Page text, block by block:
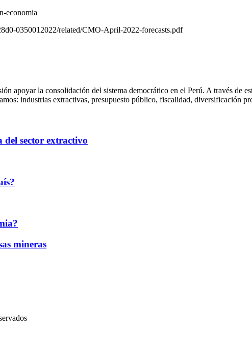
economia
0350012022/related/CMO-April-2022-forecasts.pdf
apoyar la consolidación del sistema democrático en el Perú. A través de
industrias extractivas, presupuesto público, fiscalidad, diversificación
sector extractivo
mineras